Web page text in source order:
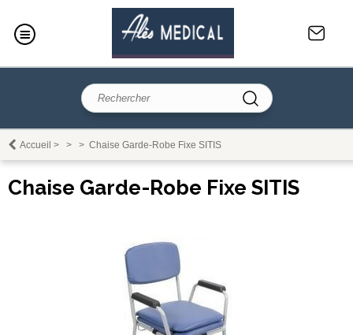
Accueil > > > Chaise Garde-Robe Fixe SITIS
Chaise Garde-Robe Fixe SITIS